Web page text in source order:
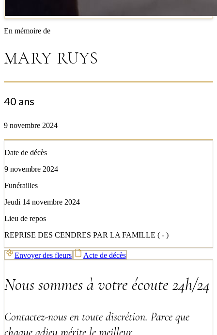
En mémoire de
MARY RUYS
40 ans
9 novembre 2024
Date de décès
9 novembre 2024
Funérailles
Jeudi 14 novembre 2024
Lieu de repos
REPRISE DES CENDRES PAR LA FAMILLE ( - )
Envoyer des fleurs Acte de décès
Nous sommes à votre écoute 24h/24
Contactez-nous en toute discrétion. Parce que